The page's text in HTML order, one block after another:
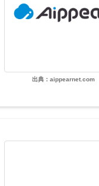
出典：aippearnet.com